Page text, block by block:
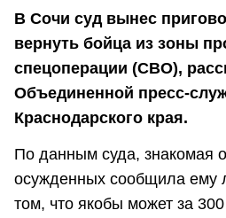
В Сочи суд вынес
вернуть бойца из зоны
спецоперации (СВО),
Объединенной пресс-
Краснодарского края.
По данным суда, знакомая
осужденных сообщила ему
том, что якобы может за